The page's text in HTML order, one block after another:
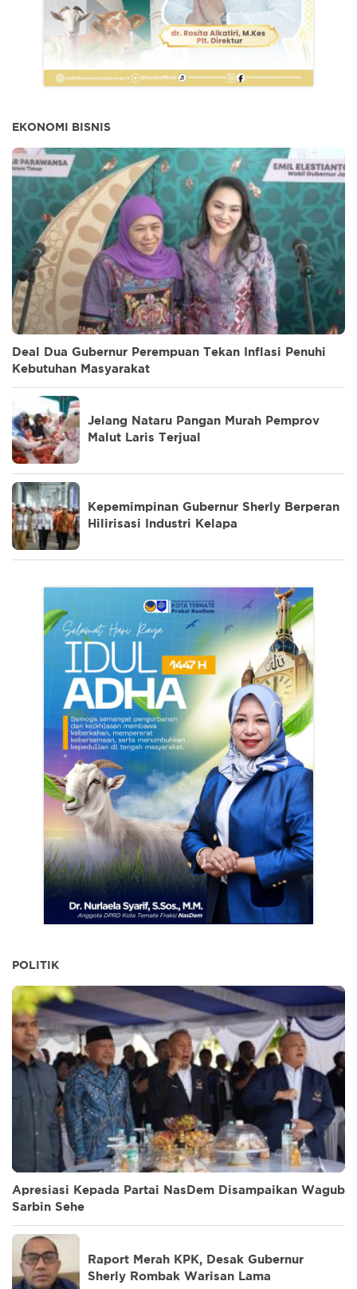
EKONOMI BISNIS
Deal Dua Gubernur Perempuan Tekan Inflasi Penuhi
Kebutuhan Masyarakat
Jelang Nataru Pangan Murah Pemprov
Malut Laris Terjual
Kepemimpinan Gubernur Sherly Berperan
Hilirisasi Industri Kelapa
POLITIK
Apresiasi Kepada Partai NasDem Disampaikan Wagub
Sarbin Sehe
Raport Merah KPK, Desak Gubernur
Sherly Rombak Warisan Lama